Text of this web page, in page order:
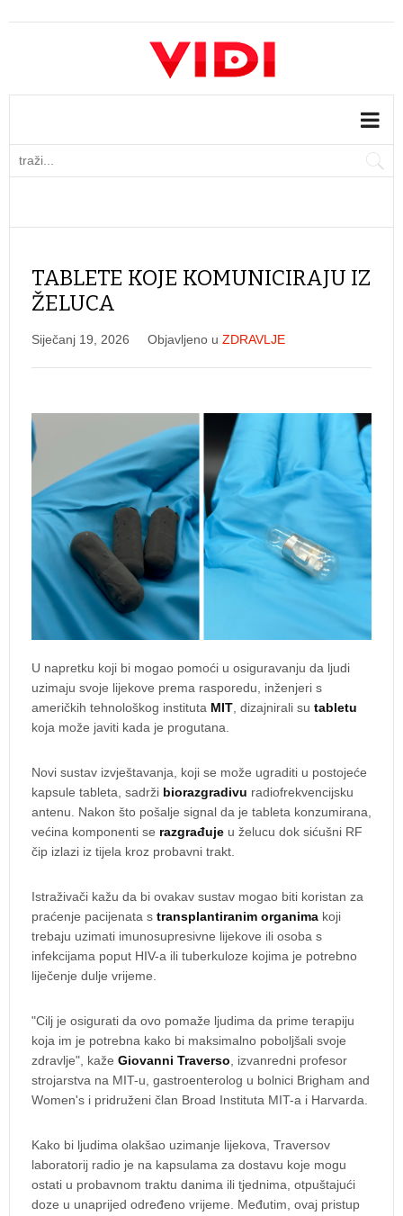
TABLETE KOJE KOMUNICIRAJU IZ
ŽELUCA
Siječanj 19, 2026 Objavljeno u ZDRAVLJE
U napretku koji bi mogao pomoći u osiguravanju da ljudi
uzimaju svoje lijekove prema rasporedu, inženjeri s
američkih tehnološkog instituta MIT , dizajnirali su tabletu
koja može javiti kada je progutana.
Novi sustav izvještavanja, koji se može ugraditi u postojeće
kapsule tableta, sadrži biorazgradivu radiofrekvencijsku
antenu. Nakon što pošalje signal da je tableta konzumirana,
većina komponenti se razgrađuje u želucu dok sićušni RF
čip izlazi iz tijela kroz probavni trakt.
Istraživači kažu da bi ovakav sustav mogao biti koristan za
praćenje pacijenata s transplantiranim organima koji
trebaju uzimati imunosupresivne lijekove ili osoba s
infekcijama poput HIV-a ili tuberkuloze kojima je potrebno
liječenje dulje vrijeme.
"Cilj je osigurati da ovo pomaže ljudima da prime terapiju
koja im je potrebna kako bi maksimalno poboljšali svoje
zdravlje", kaže Giovanni Traverso , izvanredni profesor
strojarstva na MIT-u, gastroenterolog u bolnici Brigham and
Women's i pridruženi član Broad Instituta MIT-a i Harvarda.
Kako bi ljudima olakšao uzimanje lijekova, Traversov
laboratorij radio je na kapsulama za dostavu koje mogu
ostati u probavnom traktu danima ili tjednima, otpuštajući
doze u unaprijed određeno vrijeme. Međutim, ovaj pristup